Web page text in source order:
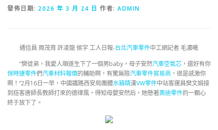
發佈日期: 2026 年 3 月 24 日 作者: ADMIN
通信員 周茂育 許凌龍 侯宇 工人日報-台北汽車零件中工網記者 毛濃曦
“樊徒弟，我愛人順遂生下了一個男baby，母子安然汽車空氣芯，還好有你
保時捷零件們汽車材料報價的輔助啊，有驚無險汽車零件貿易商 ，很是感激你
啊！”2月16日一早，中國鐵路西安局團體水箱精漢VW零件中站客運員樊文娟接
到搭客唐師長教師打來的德律風，得知母嬰安然后，她懸著奧迪零件的一顆心
終于放下了。